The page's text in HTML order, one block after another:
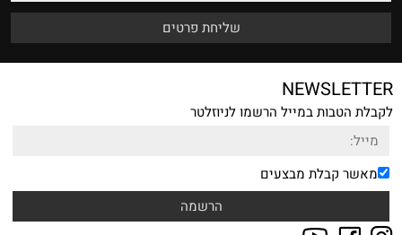
NEWSLETTER
לקבלת הטבות במייל הרשמו לניוזלטר
מאשר קבלת מבצעים